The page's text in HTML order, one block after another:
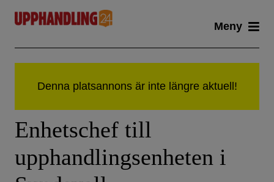
content
Meny
Enhetschef till
upphandlingsenheten i